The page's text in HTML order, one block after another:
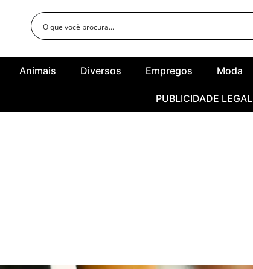
Animais Diversos Empregos Moda
PUBLICIDADE LEGAL